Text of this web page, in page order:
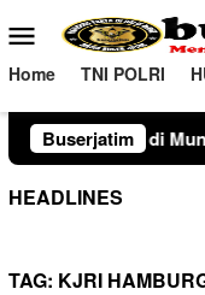
ke
konten
Menu
Mobile
Home TNI POLRI
Buserjatim
HEADLINES
TAG: KJRI